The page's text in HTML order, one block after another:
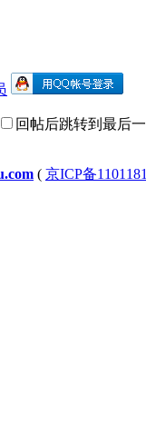
回帖后跳转到最后
( 京ICP备